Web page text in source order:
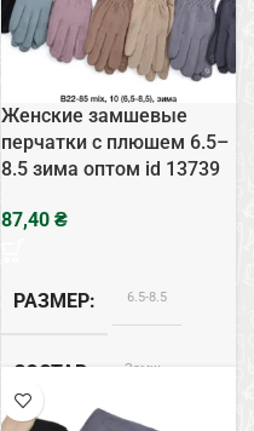
Женские замшевые
перчатки с плюшем 6.5–
8.5 зима оптом id 13739
₴
РАЗМЕР 6.5-8.5
СОСТАВ Замш